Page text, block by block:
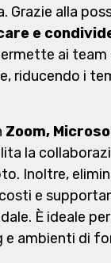
Grazie alla
e
ai team
riducendo i
Zoom,
la
Inoltre,
e
È ideale
e ambienti di